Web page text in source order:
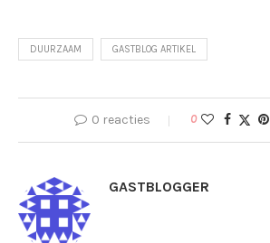
DUURZAAM GASTBLOG ARTIKEL
0 reacties 0
GASTBLOGGER